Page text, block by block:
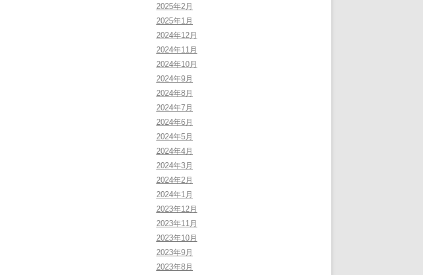
2025年2月
2025年1月
2024年12月
2024年11月
2024年10月
2024年9月
2024年8月
2024年7月
2024年6月
2024年5月
2024年4月
2024年3月
2024年2月
2024年1月
2023年12月
2023年11月
2023年10月
2023年9月
2023年8月